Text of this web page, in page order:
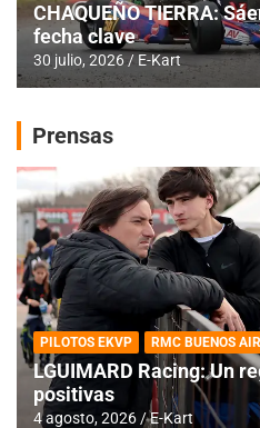
CHAQUEÑO TIERRA:
fecha clave
30 julio, 2026 E-Kart
Prensas
PILOTOS EKVP RMC BUENOS
LGUIMARD Racing: Un
positivas
4 agosto, 2026 E-Kart